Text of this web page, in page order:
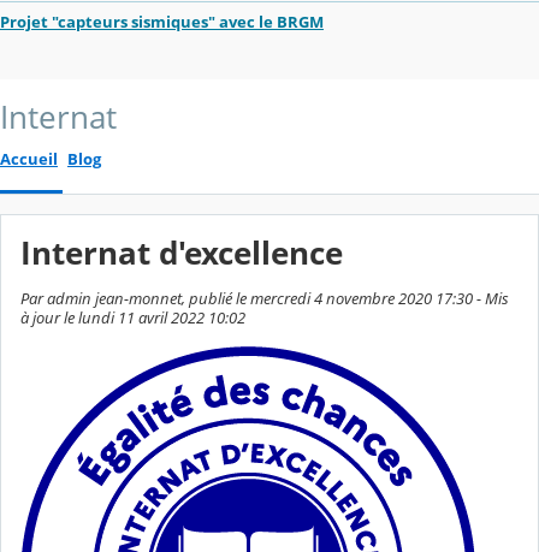
Projet "capteurs sismiques" avec le BRGM
Internat
Accueil Blog
Internat d'excellence
Par admin jean-monnet, publié le mercredi 4 novembre 2020 17:30 - Mis
à jour le lundi 11 avril 2022 10:02